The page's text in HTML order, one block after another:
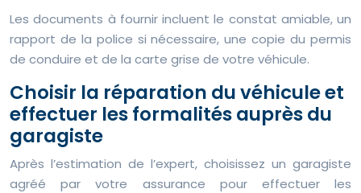
Les documents à fournir incluent le constat amiable, un
rapport de la police si nécessaire, une copie du permis
de conduire et de la carte grise de votre véhicule.
Choisir la réparation du véhicule et
effectuer les formalités auprès du
garagiste
Après l’estimation de l’expert, choisissez un garagiste
agréé par votre assurance pour effectuer les